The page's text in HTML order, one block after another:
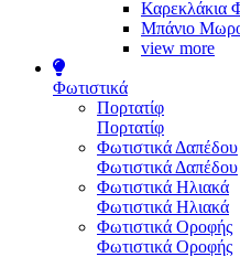
Καρεκλάκια
Μπάνιο
view more
Φωτιστικά
Πορτατίφ
Πορτατίφ
Φωτιστικά Δαπέδου
Φωτιστικά Δαπέδου
Φωτιστικά Ηλιακά
Φωτιστικά Ηλιακά
Φωτιστικά Οροφής
Φωτιστικά Οροφής